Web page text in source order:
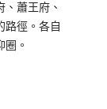
蕭王府、
路徑。各自
。